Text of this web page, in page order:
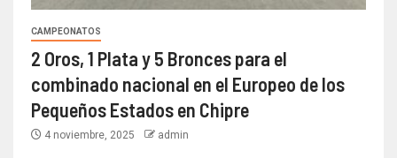
CAMPEONATOS
2 Oros, 1 Plata y 5 Bronces para el
combinado nacional en el Europeo de los
Pequeños Estados en Chipre
4 noviembre, 2025 admin